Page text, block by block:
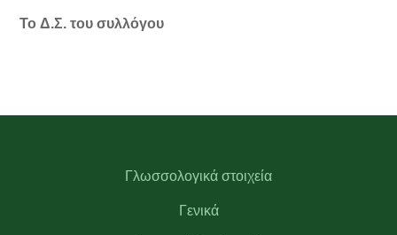
To Δ.Σ. του συλλόγου
Γλωσσολογικά στοιχεία
Γενικά